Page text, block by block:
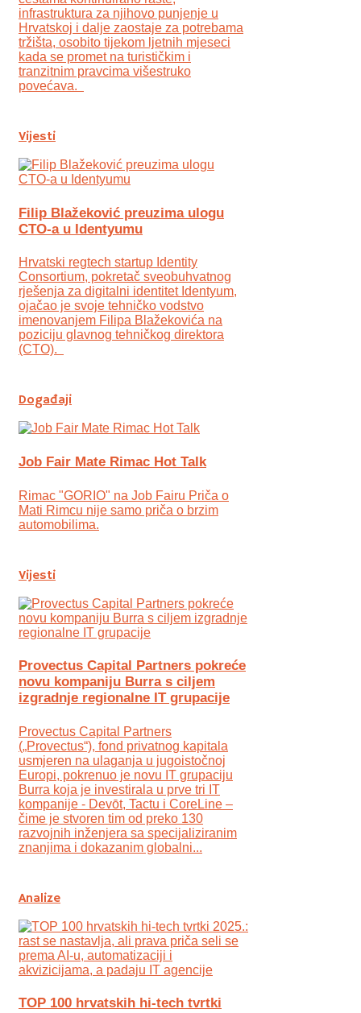
infrastruktura za njihovo punjenje u
Hrvatskoj i dalje zaostaje za potrebama
tržišta, osobito tijekom ljetnih mjeseci
kada se promet na turističkim i
tranzitnim pravcima višestruko
povećava.
Vijesti
Filip Blažeković preuzima ulogu
CTO-a u Identyumu
Hrvatski regtech startup Identity
Consortium, pokretač sveobuhvatnog
rješenja za digitalni identitet Identyum,
ojаčao je svoje tehničko vodstvo
imenovanjem Filipa Blažekovića na
poziciju glavnog tehničkog direktora
(CTO).
Događaji
Job Fair Mate Rimac Hot Talk
Rimac "GORIO" na Job Fairu Priča o
Mati Rimcu nije samo priča o brzim
automobilima.
Vijesti
Provectus Capital Partners pokreće
novu kompaniju Burra s ciljem
izgradnje regionalne IT grupacije
Provectus Capital Partners
(„Provectus“), fond privatnog kapitala
usmjeren na ulaganja u jugoistočnoj
Europi, pokrenuo je novu IT grupaciju
Burra koja je investirala u prve tri IT
kompanije - Devōt, Tactu i CoreLine –
čime je stvoren tim od preko 130
razvojnih inženjera sa specijaliziranim
znanjima i dokazanim globalni...
Analize
TOP 100 hrvatskih hi-tech tvrtki